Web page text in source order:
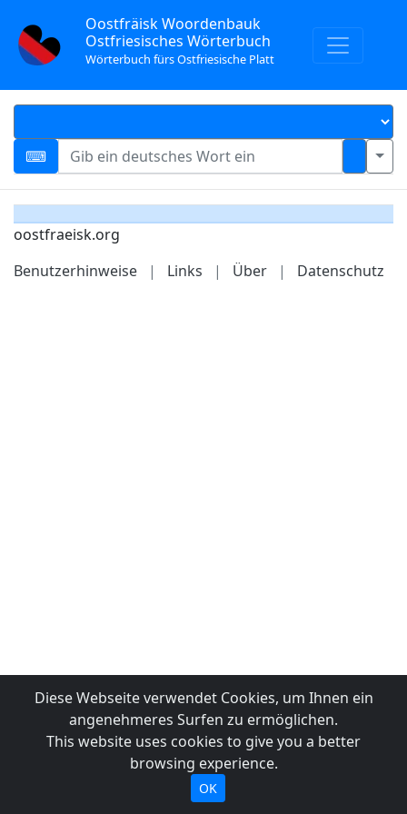
Oostfräisk Woordenbauk
Ostfriesisches Wörterbuch
Wörterbuch fürs Ostfriesische Platt
oostfraeisk.org
Benutzerhinweise
| Links | Über | Datenschutz
Diese Webseite verwendet Cookies, um Ihnen ein
angenehmeres Surfen zu ermöglichen.
This website uses cookies to give you a better
browsing experience.
OK